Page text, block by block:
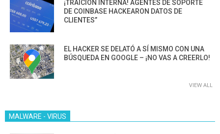
¡TRAICIÓN INTERNA! AGENTES DE SOPORTE
DE COINBASE HACKEARON DATOS DE
CLIENTES”
EL HACKER SE DELATÓ A SÍ MISMO CON UNA
BÚSQUEDA EN GOOGLE – ¡NO VAS A CREERLO!
VIEW ALL
MALWARE - VIRUS